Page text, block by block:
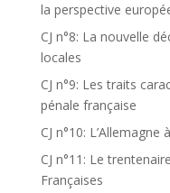
la perspective
CJ n°8: La nouvelle
locales
CJ n°9: Les traits
pénale française
CJ n°10:
CJ n°11: Le
Françaises